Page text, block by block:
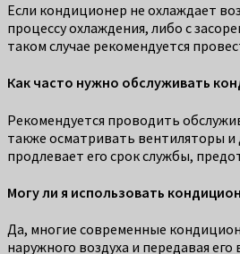
Если кондиционер не охлаждает
процессу охлаждения, либо с
таком случае рекомендуется
Как часто нужно обслуживать
Рекомендуется проводить
также осматривать вентиляторы и
продлевает его срок службы,
Могу ли я использовать
Да, многие современные
наружного воздуха и передавая